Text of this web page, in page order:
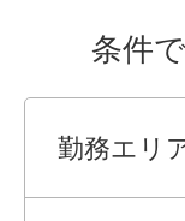
条件
勤務エリ